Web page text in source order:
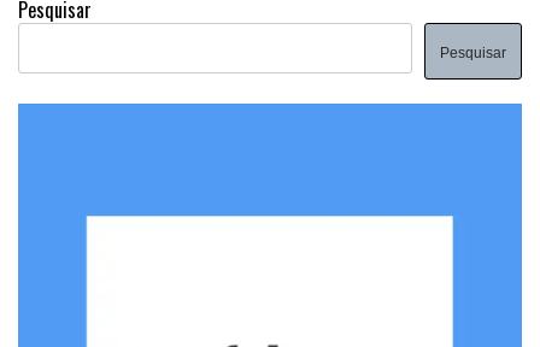
Pesquisar
Pesquisar